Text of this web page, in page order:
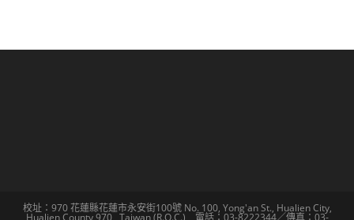
校址：970 花蓮縣花蓮市永安街100號 No. 100, Yong'an St., Hualien City,